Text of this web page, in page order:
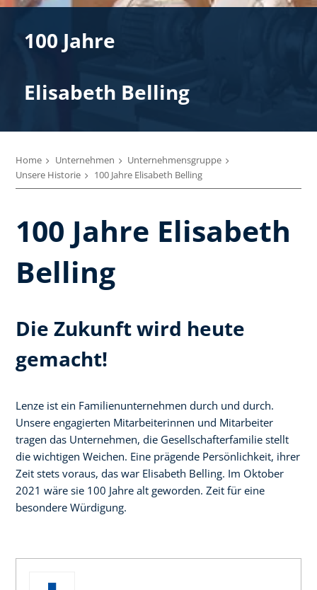
100 Jahre
Elisabeth Belling
Home Unternehmen
Unternehmensgruppe
Unsere Historie
100 Jahre Elisabeth Belling
100 Jahre Elisabeth
Belling
Die Zukunft wird heute
gemacht!
Lenze ist ein Familienunternehmen durch und durch.
Unsere engagierten Mitarbeiterinnen und Mitarbeiter
tragen das Unternehmen, die Gesellschafterfamilie stellt
die wichtigen Weichen. Eine prägende Persönlichkeit, ihrer
Zeit stets voraus, das war Elisabeth Belling. Im Oktober
2021 wäre sie 100 Jahre alt geworden. Zeit für eine
besondere Würdigung.